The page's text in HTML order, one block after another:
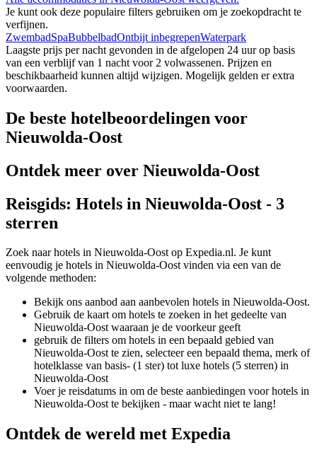
Je kunt ook deze populaire filters gebruiken om je zoekopdracht te
verfijnen.
ZwembadSpaBubbelbadOntbijt inbegrepenWaterpark
Laagste prijs per nacht gevonden in de afgelopen 24 uur op basis
van een verblijf van 1 nacht voor 2 volwassenen. Prijzen en
beschikbaarheid kunnen altijd wijzigen. Mogelijk gelden er extra
voorwaarden.
De beste hotelbeoordelingen voor
Nieuwolda-Oost
Ontdek meer over Nieuwolda-Oost
Reisgids: Hotels in Nieuwolda-Oost - 3
sterren
Zoek naar hotels in Nieuwolda-Oost op Expedia.nl. Je kunt
eenvoudig je hotels in Nieuwolda-Oost vinden via een van de
volgende methoden:
Bekijk ons aanbod aan aanbevolen hotels in Nieuwolda-Oost.
Gebruik de kaart om hotels te zoeken in het gedeelte van
Nieuwolda-Oost waaraan je de voorkeur geeft
gebruik de filters om hotels in een bepaald gebied van
Nieuwolda-Oost te zien, selecteer een bepaald thema, merk of
hotelklasse van basis- (1 ster) tot luxe hotels (5 sterren) in
Nieuwolda-Oost
Voer je reisdatums in om de beste aanbiedingen voor hotels in
Nieuwolda-Oost te bekijken - maar wacht niet te lang!
Ontdek de wereld met Expedia